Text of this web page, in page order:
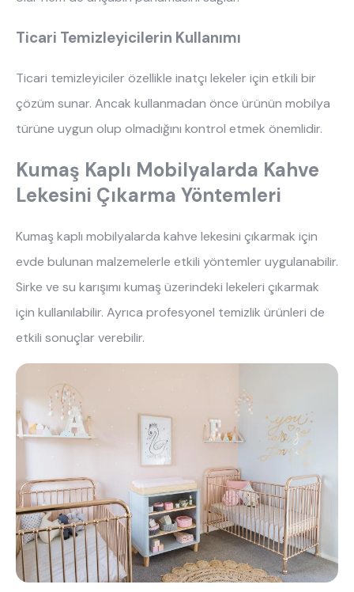
En çok ziyaret edilenler
tek kişilik yatak gamer
monte
beşik
toddler yatak
puf
çocuk odası
oyuncu sandalyesi
Ticari Temizleyicilerin Kullanımı
Ticari temizleyiciler özellikle inatçı lekeler için etkili bir
çözüm sunar. Ancak kullanmadan önce ürünün mobilya
türüne uygun olup olmadığını kontrol etmek önemlidir.
Kumaş Kaplı Mobilyalarda Kahve
Lekesini Çıkarma Yöntemleri
Kumaş kaplı mobilyalarda kahve lekesini çıkarmak için
evde bulunan malzemelerle etkili yöntemler uygulanabilir.
Sirke ve su karışımı kumaş üzerindeki lekeleri çıkarmak
için kullanılabilir. Ayrıca profesyonel temizlik ürünleri de
etkili sonuçlar verebilir.